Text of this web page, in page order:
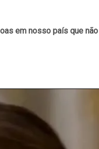
em nosso país que